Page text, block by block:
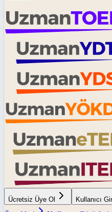
Ücretsiz Üye Ol Kullanıcı